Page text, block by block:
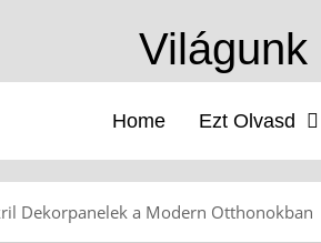
Világunk
Home Ezt Olvasd
Dekorpanelek a Modern Otthonokban